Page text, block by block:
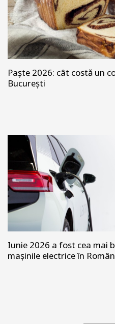
Paște 2026: cât costă un
București
Iunie 2026 a fost cea mai
mașinile electrice în